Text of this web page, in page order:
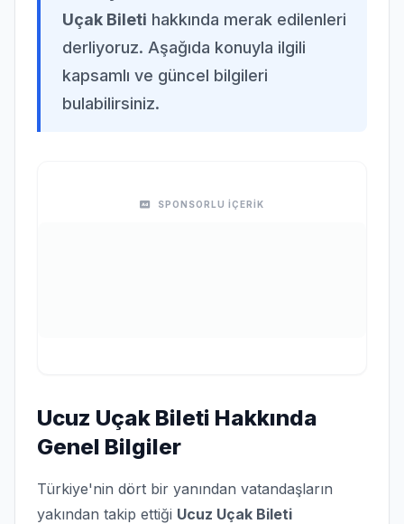
Uçak Bileti hakkında merak edilenleri
derliyoruz. Aşağıda konuyla ilgili
kapsamlı ve güncel bilgileri
bulabilirsiniz.
SPONSORLU İÇERİK
Ucuz Uçak Bileti Hakkında
Genel Bilgiler
Türkiye'nin dört bir yanından vatandaşların
yakından takip ettiği Ucuz Uçak Bileti